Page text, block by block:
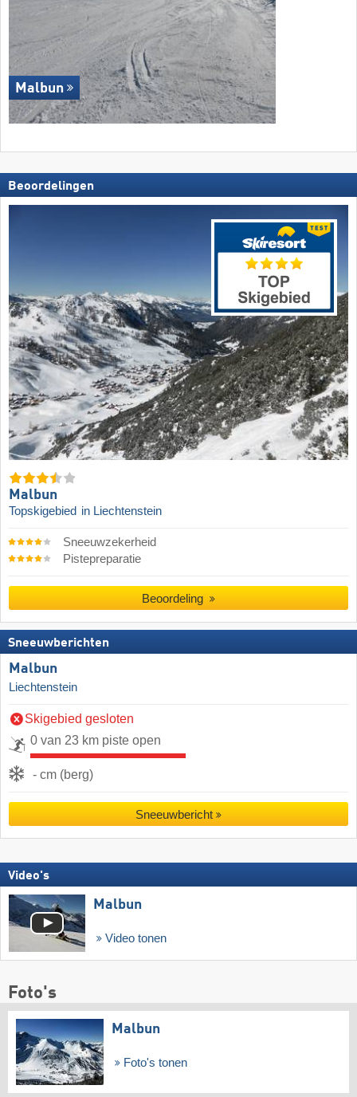
Malbun
Beoordelingen
Malbun
Topskigebied in Liechtenstein
Sneeuwzekerheid
Pistepreparatie
Beoordeling
Sneeuwberichten
Malbun
Liechtenstein
Skigebied gesloten
0 van 23 km piste open
- cm (berg)
Sneeuwbericht
Video's
Malbun
Video tonen
Foto's
Malbun
Foto's tonen